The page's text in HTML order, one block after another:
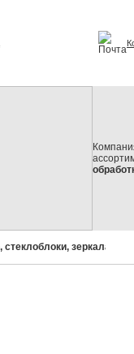
стеклоблоки,